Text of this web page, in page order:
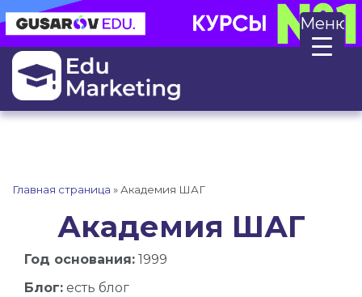
Главная страница »Академия ШАГ
Академия ШАГ
Год основания: 1999
Блог: есть блог
Меню